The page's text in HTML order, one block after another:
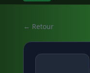
← Retour